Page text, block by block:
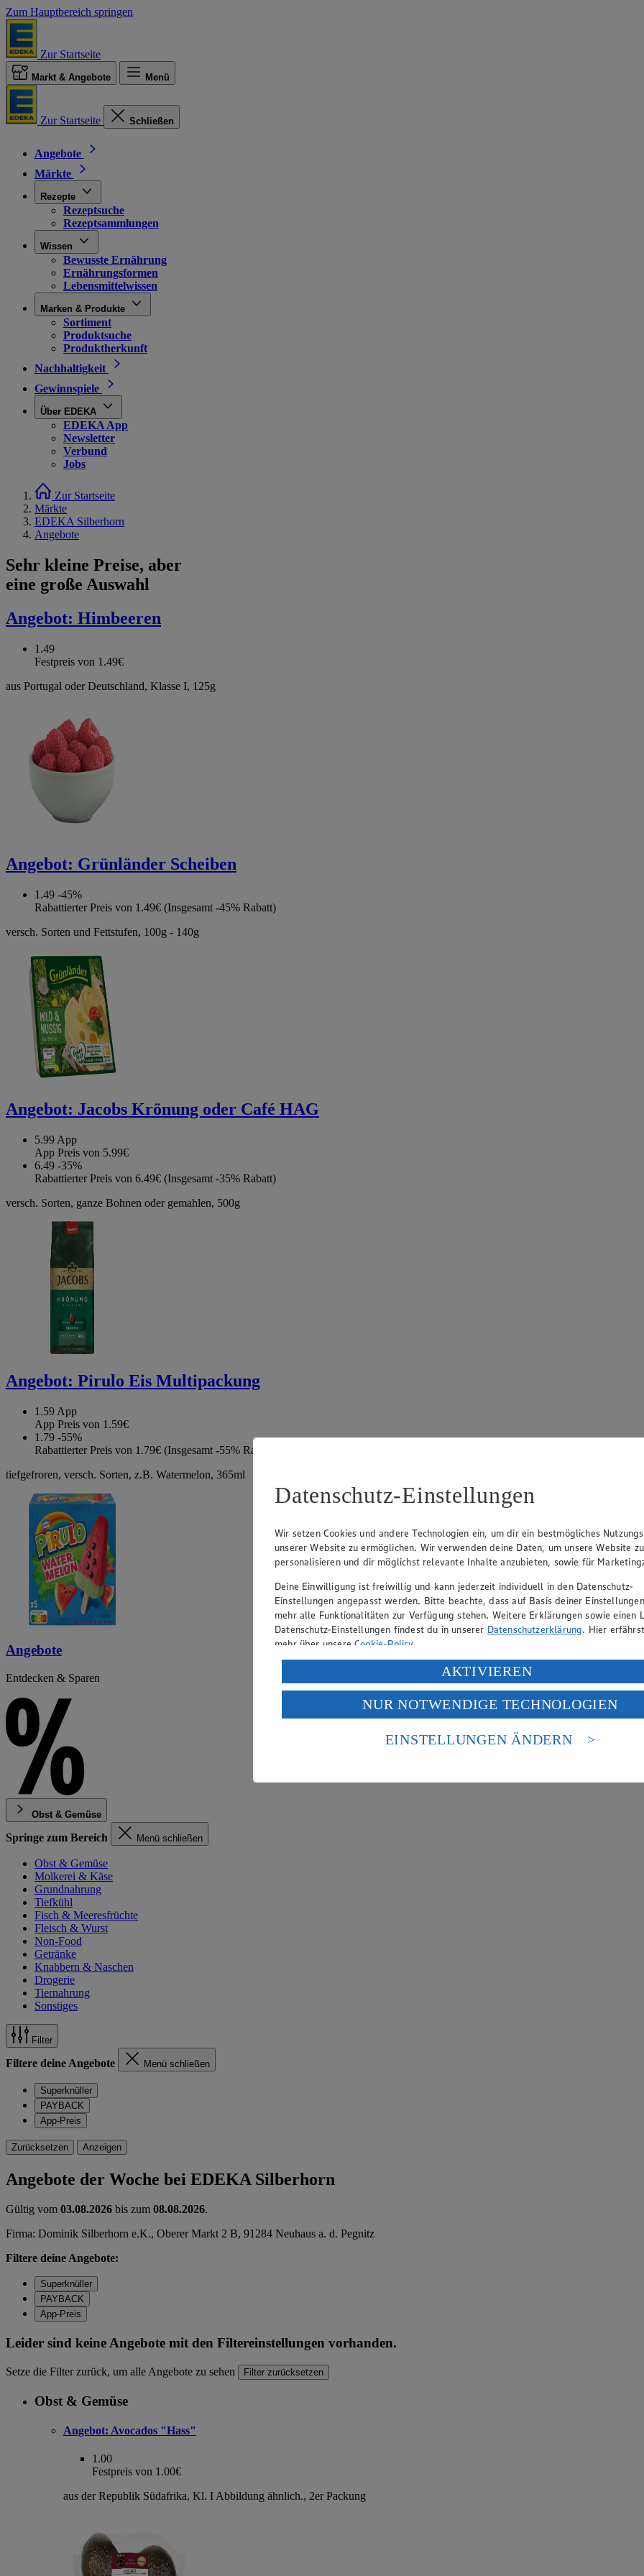
Zum Hauptbereich springen
Zur Startseite
Markt & Angebote Menü
Zur Startseite Schließen
Angebote
Märkte
Rezepte
Rezeptsuche
Rezeptsammlungen
Wissen
Bewusste Ernährung
Ernährungsformen
Lebensmittelwissen
Marken & Produkte
Sortiment
Produktsuche
Produktherkunft
Nachhaltigkeit
Gewinnspiele
Über EDEKA
EDEKA App
Newsletter
Verbund
Jobs
Zur Startseite
Märkte
EDEKA Silberhorn
Angebote
Sehr kleine Preise, aber
eine große Auswahl
Angebot: Himbeeren
1.49
Festpreis von 1.49€
aus Portugal oder Deutschland, Klasse I, 125g
Angebot: Grünländer Scheiben
1.49 -45%
Rabattierter Preis von 1.49€ (Insgesamt -45% Rabatt)
versch. Sorten und Fettstufen, 100g - 140g
Angebot: Jacobs Krönung oder Café HAG
5.99 App
App Preis von 5.99€
6.49 -35%
Rabattierter Preis von 6.49€ (Insgesamt -35% Rabatt)
versch. Sorten, ganze Bohnen oder gemahlen, 500g
Angebot: Pirulo Eis Multipackung
1.59 App
App Preis von 1.59€
1.79 -55%
Rabattierter Preis von 1.79€ (Insgesamt -55% Rabatt)
tiefgefroren, versch. Sorten, z.B. Watermelon, 365ml
Angebote
Entdecken & Sparen
Obst & Gemüse
Springe zum Bereich Menü schließen
Obst & Gemüse
Molkerei & Käse
Grundnahrung
Tiefkühl
Fisch & Meeresfrüchte
Fleisch & Wurst
Non-Food
Getränke
Knabbern & Naschen
Drogerie
Tiernahrung
Sonstiges
Filter
Filtere deine Angebote Menü schließen
Superknüller
PAYBACK
App-Preis
Zurücksetzen Anzeigen
Angebote der Woche bei EDEKA Silberhorn
Gültig vom 03.08.2026 bis zum 08.08.2026.
Firma: Dominik Silberhorn e.K., Oberer Markt 2 B, 91284 Neuhaus a. d. Pegnitz
Filtere deine Angebote:
Superknüller
PAYBACK
App-Preis
Leider sind keine Angebote mit den Filtereinstellungen vorhanden.
Setze die Filter zurück, um alle Angebote zu sehen Filter zurücksetzen
Obst & Gemüse
Angebot: Avocados "Hass"
1.00
Festpreis von 1.00€
aus der Republik Südafrika, Kl. I Abbildung ähnlich., 2er Packung
Datenschutz-Einstellungen
Wir setzen Cookies und andere Technologien ein, um dir ein bestmögliches
unserer Website zu ermöglichen. Wir verwenden deine Daten, um unsere Website zu
personalisieren und dir möglichst relevante Inhalte anzubieten, sowie für
Deine Einwilligung ist freiwillig und kann jederzeit individuell in den Datenschutz-
Einstellungen angepasst werden. Bitte beachte, dass auf Basis deiner
mehr alle Funktionalitäten zur Verfügung stehen. Weitere Erklärungen sowie einen
Datenschutz-Einstellungen findest du in unserer Datenschutzerklärung. Hier
mehr über unsereCookie-Policy.
Verarbeitung deiner personenbezogenen Daten in den USA durch Facebook und
Wenn du auf „Aktivieren“ klickst, willigst du im Sinne des Art. 49 Abs. 1 Satz 1 lit.
ein, dass deine Daten in den USA verarbeitet werden. Der EuGH sieht die USA als
einem nach europäischen Standards nicht angemessenen Datenschutzniveau an. Es
Risiko eines Zugriffs durch US-amerikanische Behörden.
AKTIVIEREN
NUR NOTWENDIGE TECHNOLOGIEN
EINSTELLUNGEN ÄNDERN